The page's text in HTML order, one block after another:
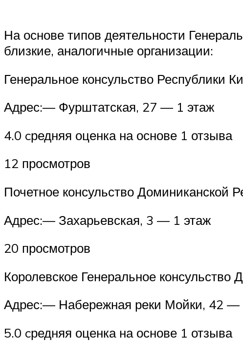
На основе типов деятельности
близкие, аналогичные организации:
Генеральное консульство Республики
Адрес:— Фурштатская, 27 — 1 этаж
4.0 cредняя оценка на основе 1 отзыва
12 просмотров
Почетное консульство Доминиканской
Адрес:— Захарьевская, 3 — 1 этаж
20 просмотров
Королевское Генеральное консульство
Адрес:— Набережная реки Мойки, 42 —
5.0 cредняя оценка на основе 1 отзыва